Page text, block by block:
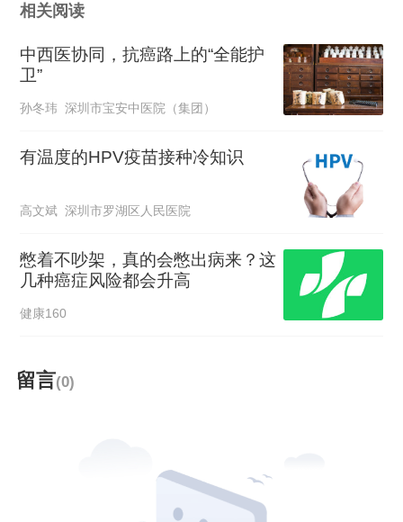
相关阅读
中西医协同，抗癌路上的“全能护
卫”
孙冬玮 深圳市宝安中医院（集团）
有温度的HPV疫苗接种冷知识
高文斌 深圳市罗湖区人民医院
憋着不吵架，真的会憋出病来？这
几种癌症风险都会升高
健康160
留言(0)